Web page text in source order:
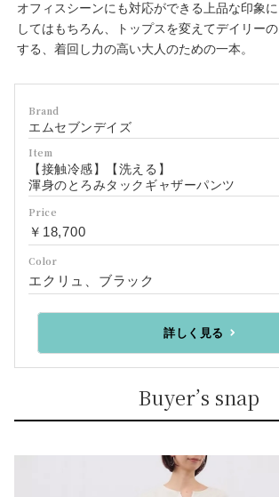
オフィスシーンにも対応ができる上品な印象
してはもちろん、トップスを変えてデイリー
する、着回し力の高い大人のための一本。
Brand
エムセブンデイズ
Item
【接触冷感】【洗える】
渾身のとろみタックギャザーパンツ
Price
￥18,700
Color
エクリュ、ブラック
詳しく見る
Buyer’s snap